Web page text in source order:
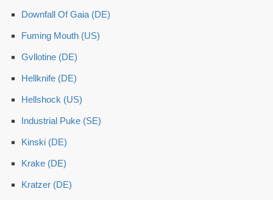
Downfall Of Gaia (DE)
Fuming Mouth (US)
Gvllotine (DE)
Hellknife (DE)
Hellshock (US)
Industrial Puke (SE)
Kinski (DE)
Krake (DE)
Kratzer (DE)